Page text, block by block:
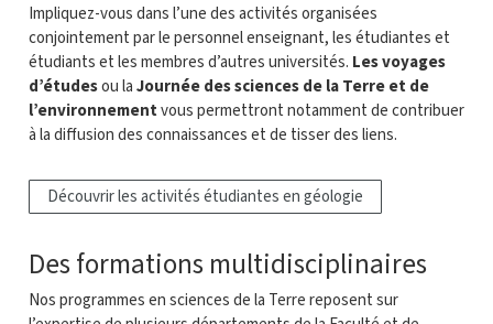
Impliquez-vous dans l’une des activités organisées
conjointement par le personnel enseignant, les étudiantes et
étudiants et les membres d’autres universités. Les voyages
d’étudesou la Journée des sciences de la Terre et de
l’environnementvous permettront notamment de contribuer
à la diffusion des connaissances et de tisser des liens.
Découvrir les activités étudiantes en géologie
Des formations multidisciplinaires
Nos programmes en sciences de la Terre reposent sur